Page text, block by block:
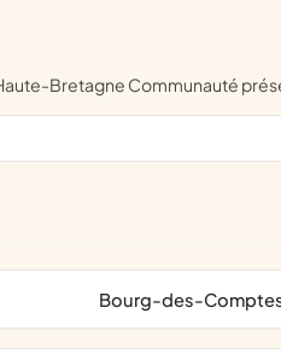
Bretagne Communauté
Bourg-des-